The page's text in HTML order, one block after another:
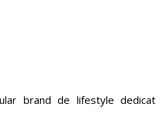
brand de lifestyle dedicat